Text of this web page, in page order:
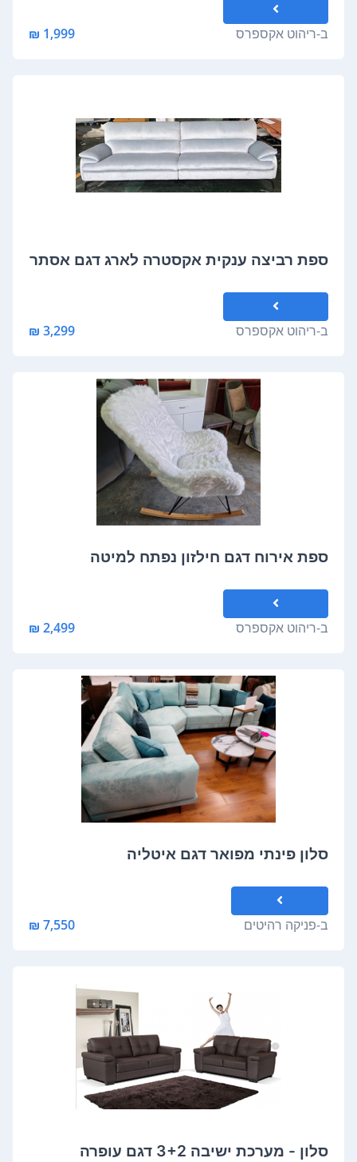
ב-ריהוט אקספרס 1,999 ₪
ספת רביצה ענקית אקסטרה לארג דגם אסתר
ב-ריהוט אקספרס 3,299 ₪
ספת אירוח דגם חילזון נפתח למיטה
ב-ריהוט אקספרס 2,499 ₪
סלון פינתי מפואר דגם איטליה
ב-פניקה רהיטים 7,550 ₪
סלון - מערכת ישיבה 3+2 דגם עופרה